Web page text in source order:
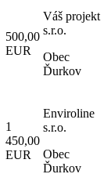
500,00
EUR
Váš projekt
s.r.o.
Obec
Ďurkov
1
450,00
EUR
Enviroline
s.r.o.
Obec
Ďurkov